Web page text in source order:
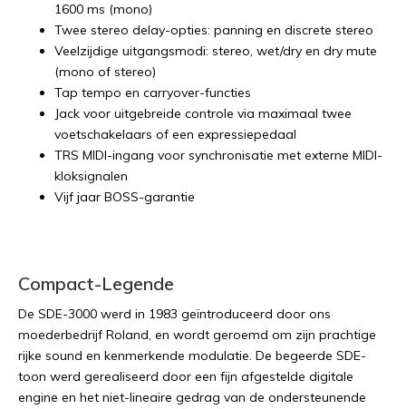
1600 ms (mono)
Twee stereo delay-opties: panning en discrete stereo
Veelzijdige uitgangsmodi: stereo, wet/dry en dry mute
(mono of stereo)
Tap tempo en carryover-functies
Jack voor uitgebreide controle via maximaal twee
voetschakelaars of een expressiepedaal
TRS MIDI-ingang voor synchronisatie met externe MIDI-
kloksignalen
Vijf jaar BOSS-garantie
Compact-Legende
De SDE-3000 werd in 1983 geïntroduceerd door ons
moederbedrijf Roland, en wordt geroemd om zijn prachtige
rijke sound en kenmerkende modulatie. De begeerde SDE-
toon werd gerealiseerd door een fijn afgestelde digitale
engine en het niet-lineaire gedrag van de ondersteunende